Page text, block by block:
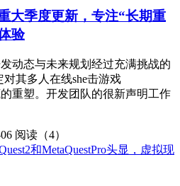
大季度更新，专注“长期重
验
动态与未来规划经过充满挑战的
对其多人在线she击游戏
的重塑。开发团队的很新声明工作
阅读（4）